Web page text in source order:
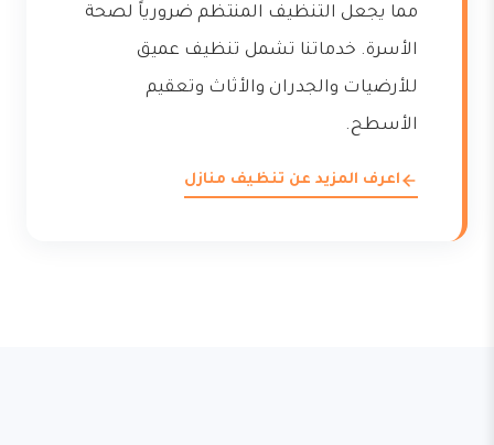
مما يجعل التنظيف المنتظم ضرورياً لصحة
الأسرة. خدماتنا تشمل تنظيف عميق
للأرضيات والجدران والأثاث وتعقيم
الأسطح.
اعرف المزيد عن تنظيف منازل